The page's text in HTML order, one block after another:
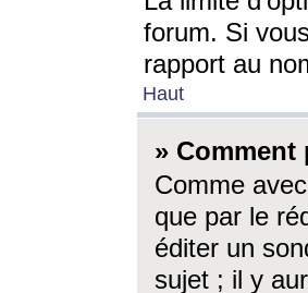
forum. Si
rapport au
Haut
»
Comme
que par le
éditer un
sujet ; il y